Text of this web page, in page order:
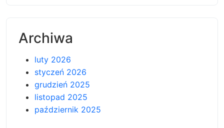
Archiwa
luty 2026
styczeń 2026
grudzień 2025
listopad 2025
październik 2025